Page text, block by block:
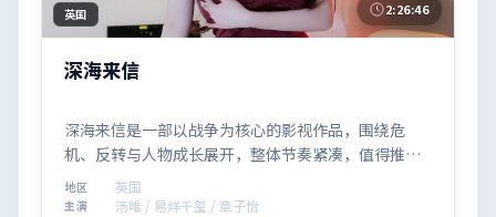
英国 2:26:46
深海来信
深海来信是一部以战争为核心的影视作品，围绕危
机、反转与人物成长展开，整体节奏紧凑，值得推荐
观看。
地区 英国
主演
汤唯 / 易烊千玺 / 章子怡